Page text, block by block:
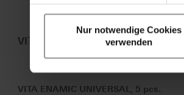
Nur notwendige Cookies
verwenden
VITA ENAMIC UNIVERSAL VITA
VITA ENAMIC UNIVERSAL, 5 pcs.